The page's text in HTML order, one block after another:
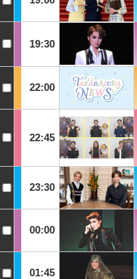
19:30
22:00
22:45
23:30
00:00
01:45